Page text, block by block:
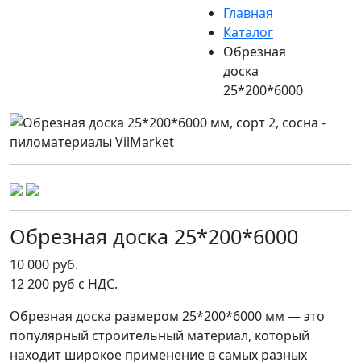
Главная
Каталог
Обрезная
доска
25*200*6000
Обрезная доска 25*200*6000
10 000 руб.
12 200 руб с НДС.
Обрезная доска размером 25*200*6000 мм — это
популярный строительный материал, который
находит широкое применение в самых разных